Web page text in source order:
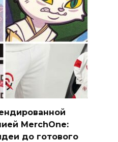
MerchOne:
до готового